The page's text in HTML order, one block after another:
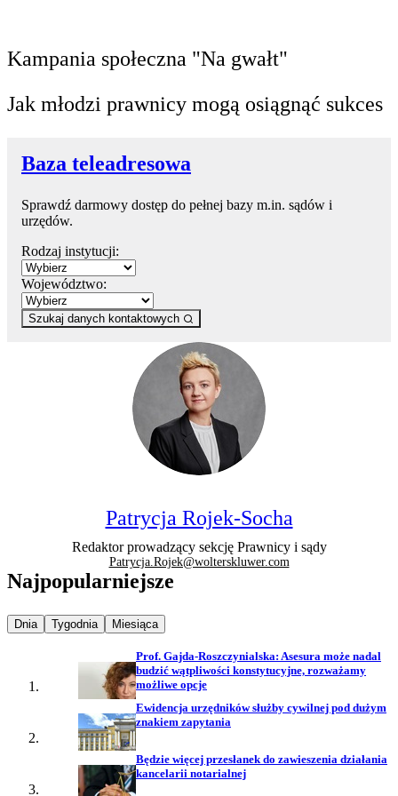
Kampania społeczna "Na gwałt"
Jak młodzi prawnicy mogą osiągnąć sukces
Baza teleadresowa
Sprawdź darmowy dostęp do pełnej bazy m.in. sądów i
urzędów.
Rodzaj instytucji:
Województwo:
Szukaj danych kontaktowych
Patrycja Rojek-Socha
Redaktor prowadzący sekcję Prawnicy i sądy
Patrycja.Rojek@wolterskluwer.com
Najpopularniejsze
Najpopularniejsze wiadomości z
Dnia Najpopularniejsze wiadomości z
Tygodnia Najpopularniejsze wiadomości z
Miesiąca
Prof. Gajda-Roszczynialska: Asesura może nadal
budzić wątpliwości konstytucyjne, rozważamy
możliwe opcje
Ewidencja urzędników służby cywilnej pod dużym
znakiem zapytania
Będzie więcej przesłanek do zawieszenia działania
kancelarii notarialnej